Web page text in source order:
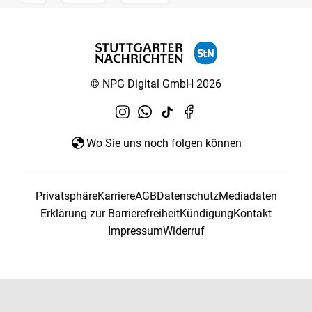
© NPG Digital GmbH 2026
Wo Sie uns noch folgen können
PrivatsphäreKarriereAGBDatenschutzMediadaten
Erklärung zur BarrierefreiheitKündigungKontakt
ImpressumWiderruf